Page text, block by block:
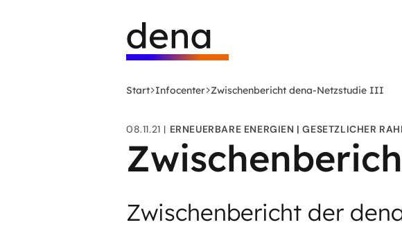
Deutsche
Energie-
Agentur
-
Startseite
Start Infocenter Zwischenbericht dena-Netzstudie III
08.11.21 ERNEUERBARE ENERGIEN GESETZLICHER
Zwischenbericht der